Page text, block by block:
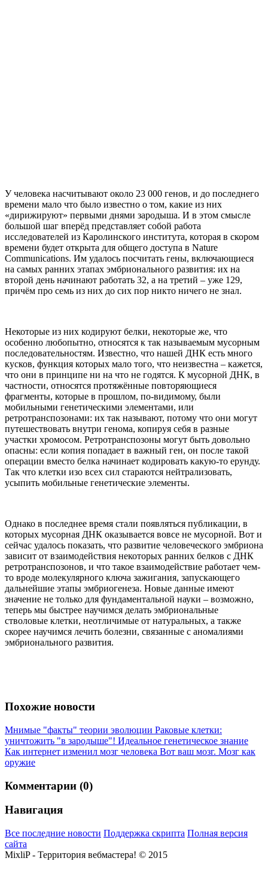
У человека насчитывают около 23 000 генов, и до последнего
времени мало что было известно о том, какие из них
«дирижируют» первыми днями зародыша. И в этом смысле
большой шаг вперёд представляет собой работа
исследователей из Каролинского института, которая в скором
времени будет открыта для общего доступа в Nature
Communications. Им удалось посчитать гены, включающиеся
на самых ранних этапах эмбрионального развития: их на
второй день начинают работать 32, а на третий – уже 129,
причём про семь из них до сих пор никто ничего не знал.
Некоторые из них кодируют белки, некоторые же, что
особенно любопытно, относятся к так называемым мусорным
последовательностям. Известно, что нашей ДНК есть много
кусков, функция которых мало того, что неизвестна – кажется,
что они в принципе ни на что не годятся. К мусорной ДНК, в
частности, относятся протяжённые повторяющиеся
фрагменты, которые в прошлом, по-видимому, были
мобильными генетическими элементами, или
ретротранспозонами: их так называют, потому что они могут
путешествовать внутри генома, копируя себя в разные
участки хромосом. Ретротранспозоны могут быть довольно
опасны: если копия попадает в важный ген, он после такой
операции вместо белка начинает кодировать какую-то ерунду.
Так что клетки изо всех сил стараются нейтрализовать,
усыпить мобильные генетические элементы.
Однако в последнее время стали появляться публикации, в
которых мусорная ДНК оказывается вовсе не мусорной. Вот и
сейчас удалось показать, что развитие человеческого эмбриона
зависит от взаимодействия некоторых ранних белков с ДНК
ретротранспозонов, и что такое взаимодействие работает чем-
то вроде молекулярного ключа зажигания, запускающего
дальнейшие этапы эмбриогенеза. Новые данные имеют
значение не только для фундаментальной науки – возможно,
теперь мы быстрее научимся делать эмбриональные
стволовые клетки, неотличимые от натуральных, а также
скорее научимся лечить болезни, связанные с аномалиями
эмбрионального развития.
Похожие новости
Мнимые "факты" теории эволюции Раковые клетки:
уничтожить "в зародыше"! Идеальное генетическое знание
Как интернет изменил мозг человека Вот ваш мозг. Мозг как
оружие
Комментарии (0)
Навигация
Все последние новости Поддержка скрипта Полная версия
сайта
MixliP - Территория вебмастера! © 2015